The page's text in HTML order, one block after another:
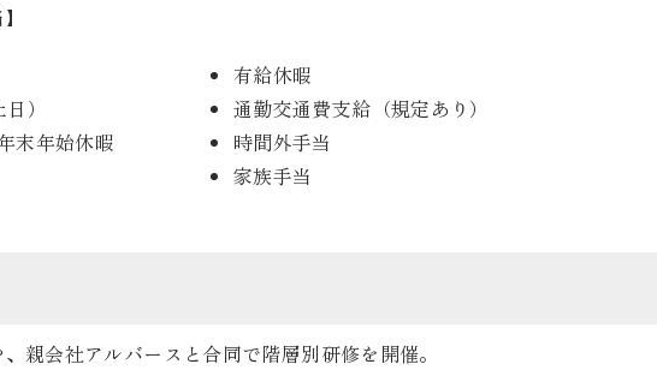
有給休暇
）
通勤交通費支給（規定あり）
末年始休暇
時間外手当
家族手当
親会社アルバースと合同で階層別研修を開催。